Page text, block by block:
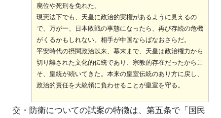
廃位や死刑を免れた。
現憲法下でも、天皇に政治的実権があるように見えるの
で、万が一、日本敗戦の事態になったら、再び存続の危機
がくるかもしれない。相手が中国ならばなおさらだ。
平安時代の摂関政治以来、幕末まで、天皇は政治権力から
切り離された文化的伝統であり、宗教的存在だったからこ
そ、皇統が続いてきた。本来の皇室伝統のあり方に戻し、
政治的責任を大統領に負わせることが皇室を守る。
交・防衛についての試案の特徴は、第五条で「国民